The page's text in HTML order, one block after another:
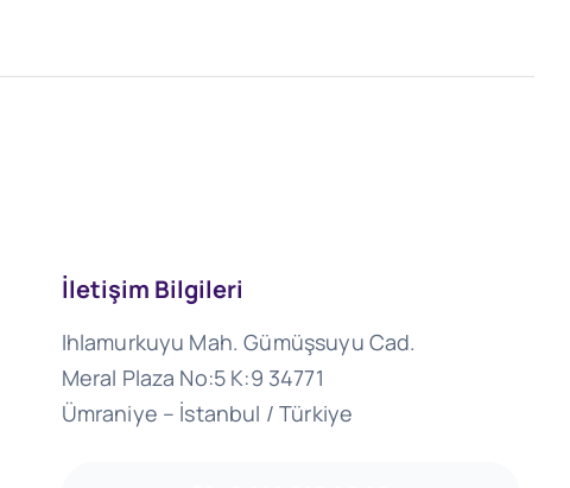
İletişim Bilgileri
Ihlamurkuyu Mah. Gümüşsuyu Cad.
Meral Plaza No:5 K:9 34771
Ümraniye – İstanbul / Türkiye